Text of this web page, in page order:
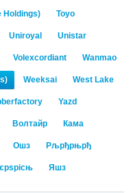
Holdings) Toyo
Uniroyal Unistar
Volexcordiant Wanmao
Weeksai West Lake
Yazd
Волтайр Кама
Ошз Рљрђрњрђ
Яшз